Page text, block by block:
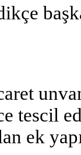
tescil
ek